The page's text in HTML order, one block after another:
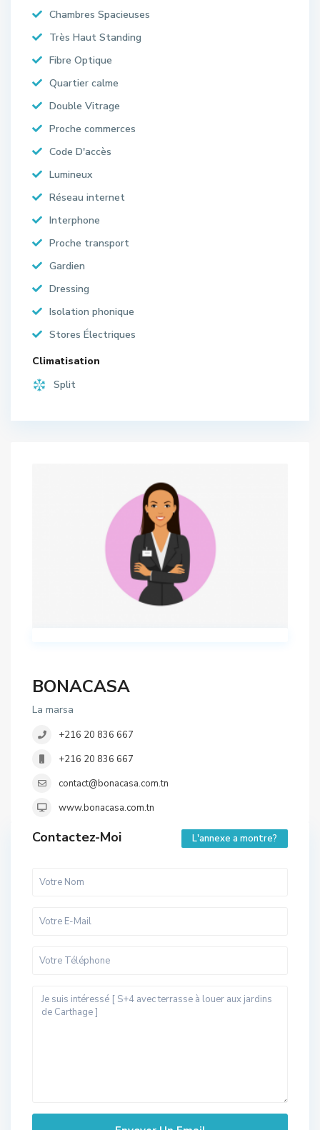
Chambres Spacieuses
Très Haut Standing
Fibre Optique
Quartier calme
Double Vitrage
Proche commerces
Code D'accès
Lumineux
Réseau internet
Interphone
Proche transport
Gardien
Dressing
Isolation phonique
Stores Électriques
Climatisation
Split
BONACASA
La marsa
+216 20 836 667
+216 20 836 667
contact@bonacasa.com.tn
www.bonacasa.com.tn
Contactez-Moi L'annexe a montre?